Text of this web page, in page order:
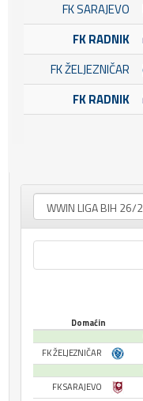
FK SARAJEVO
FK RADNIK
FK ŽELJEZNIČAR
FK RADNIK
Domaćin
FK ŽELJEZNIČAR
FK SARAJEVO